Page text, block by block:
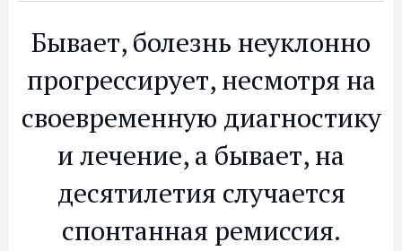
Бывает, болезнь неуклонно
прогрессирует, несмотря на
своевременную диагностику
и лечение, а бывает, на
десятилетия случается
спонтанная ремиссия.